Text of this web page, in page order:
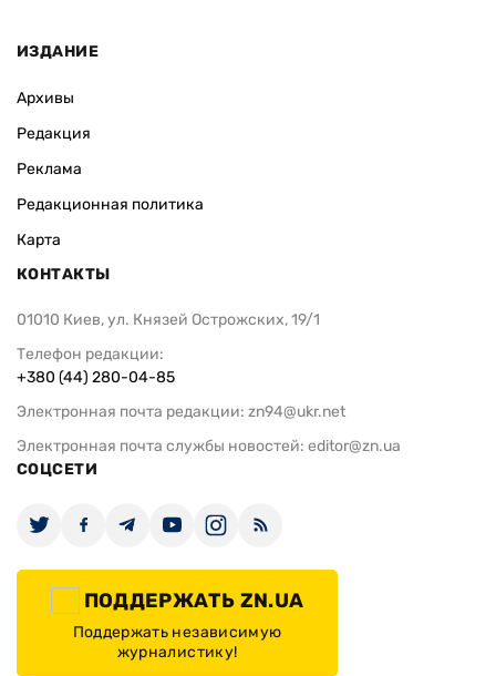
ИЗДАНИЕ
Архивы
Редакция
Реклама
Редакционная политика
Карта
КОНТАКТЫ
01010 Киев, ул. Князей Острожских, 19/1
Телефон редакции:
+380 (44) 280-04-85
Электронная почта редакции: zn94@ukr.net
Электронная почта службы новостей: editor@zn.ua
СОЦСЕТИ
ПОДДЕРЖАТЬ ZN.UA
Поддержать независимую
журналистику!